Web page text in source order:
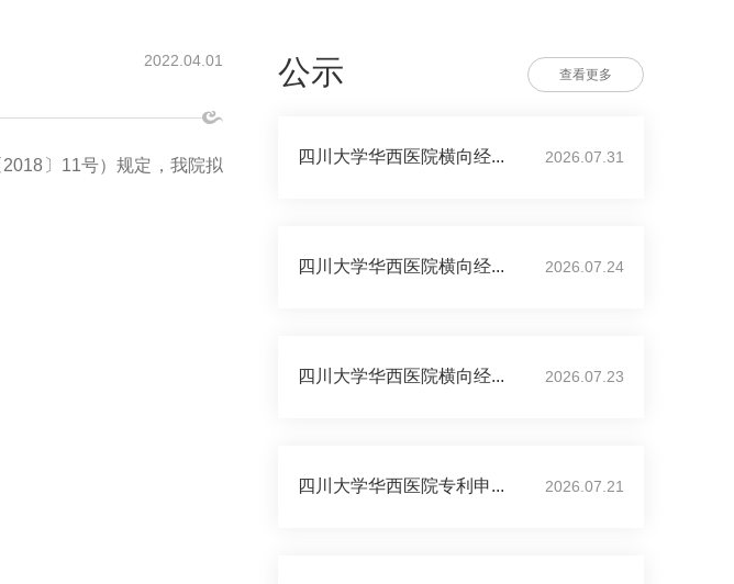
2022.04.01
〕11号）规定，我院拟
公示 查看更多
四川大学华西医院横向经... 2026.07.31
四川大学华西医院横向经... 2026.07.24
四川大学华西医院横向经... 2026.07.23
四川大学华西医院专利申... 2026.07.21